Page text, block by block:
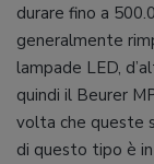
durare fino a
generalmente
lampade LED,
quindi il Beurer
volta che queste
di questo tipo è in